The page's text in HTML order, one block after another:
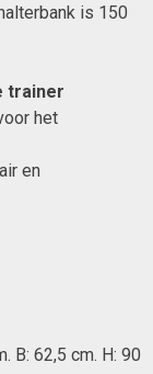
is 150
trainer
het
en
B: 62,5 cm. H: 90